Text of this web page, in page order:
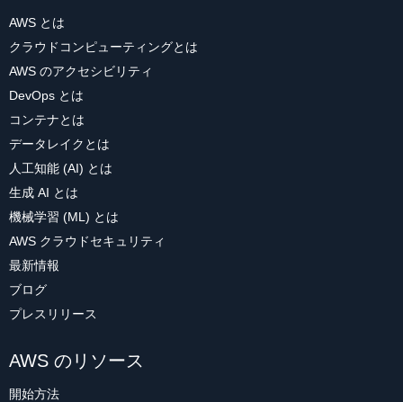
AWS とは
クラウドコンピューティングとは
AWS のアクセシビリティ
DevOps とは
コンテナとは
データレイクとは
人工知能 (AI) とは
生成 AI とは
機械学習 (ML) とは
AWS クラウドセキュリティ
最新情報
ブログ
プレスリリース
AWS のリソース
開始方法